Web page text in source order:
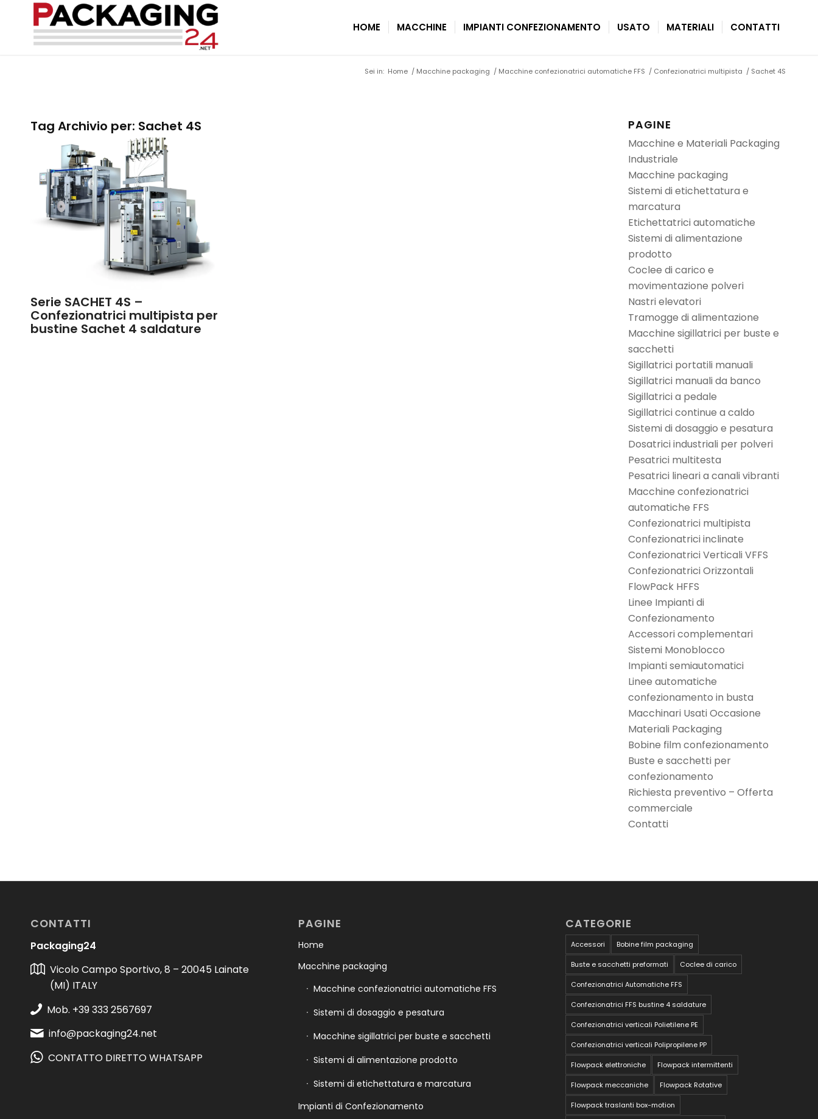
HOME MACCHINE IMPIANTI CONFEZIONAMENTO USATO MATERIALI CONTATTI
Sei in: Home / Macchine packaging / Macchine confezionatrici automatiche FFS / Confezionatrici multipista / Sachet 4S
Tag Archivio per: Sachet 4S
Serie SACHET 4S –
Confezionatrici multipista per
bustine Sachet 4 saldature
PAGINE
Macchine e Materiali Packaging
Industriale
Macchine packaging
Sistemi di etichettatura e
marcatura
Etichettatrici automatiche
Sistemi di alimentazione
prodotto
Coclee di carico e
movimentazione polveri
Nastri elevatori
Tramogge di alimentazione
Macchine sigillatrici per buste e
sacchetti
Sigillatrici portatili manuali
Sigillatrici manuali da banco
Sigillatrici a pedale
Sigillatrici continue a caldo
Sistemi di dosaggio e pesatura
Dosatrici industriali per polveri
Pesatrici multitesta
Pesatrici lineari a canali vibranti
Macchine confezionatrici
automatiche FFS
Confezionatrici multipista
Confezionatrici inclinate
Confezionatrici Verticali VFFS
Confezionatrici Orizzontali
FlowPack HFFS
Linee Impianti di
Confezionamento
Accessori complementari
Sistemi Monoblocco
Impianti semiautomatici
Linee automatiche
confezionamento in busta
Macchinari Usati Occasione
Materiali Packaging
Bobine film confezionamento
Buste e sacchetti per
confezionamento
Richiesta preventivo – Offerta
commerciale
Contatti
CONTATTI
Packaging24
Vicolo Campo Sportivo, 8 – 20045 Lainate
(MI) ITALY
Mob. +39 333 2567697
info@packaging24.net
CONTATTO DIRETTO WHATSAPP
PAGINE
Home
Macchine packaging
Macchine confezionatrici automatiche FFS
Sistemi di dosaggio e pesatura
Macchine sigillatrici per buste e sacchetti
Sistemi di alimentazione prodotto
Sistemi di etichettatura e marcatura
Impianti di Confezionamento
CATEGORIE
Accessori Bobine film packaging
Buste e sacchetti preformati Coclee di carico
Confezionatrici Automatiche FFS
Confezionatrici FFS bustine 4 saldature
Confezionatrici verticali Polietilene PE
Confezionatrici verticali Polipropilene PP
Flowpack elettroniche Flowpack intermittenti
Flowpack meccaniche Flowpack Rotative
Flowpack traslanti box-motion